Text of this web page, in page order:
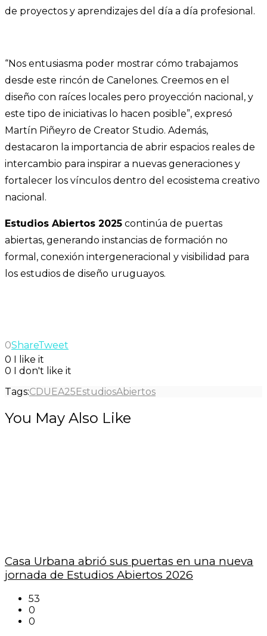
de proyectos y aprendizajes del día a día profesional.
“Nos entusiasma poder mostrar cómo trabajamos
desde este rincón de Canelones. Creemos en el
diseño con raíces locales pero proyección nacional, y
este tipo de iniciativas lo hacen posible”, expresó
Martín Piñeyro de Creator Studio. Además,
destacaron la importancia de abrir espacios reales de
intercambio para inspirar a nuevas generaciones y
fortalecer los vínculos dentro del ecosistema creativo
nacional.
Estudios Abiertos 2025 continúa de puertas
abiertas, generando instancias de formación no
formal, conexión intergeneracional y visibilidad para
los estudios de diseño uruguayos.
0ShareTweet
0
I like it
0
I don't like it
Tags:CDU EA25 EstudiosAbiertos
You May Also Like
Casa Urbana abrió sus puertas en una nueva
jornada de Estudios Abiertos 2026
53
0
0